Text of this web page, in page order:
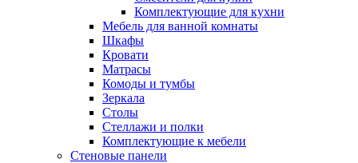
Комплектующие для кухни
Мебель для ванной комнаты
Шкафы
Кровати
Матрасы
Комоды и тумбы
Зеркала
Столы
Стеллажи и полки
Комплектующие к мебели
Стеновые панели